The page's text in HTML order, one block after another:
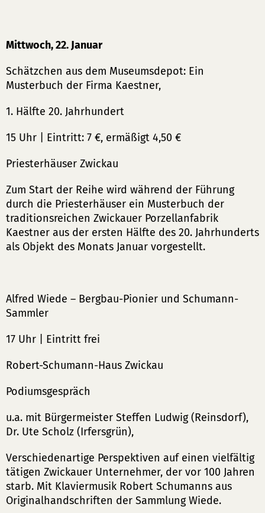
Mittwoch, 22. Januar
Schätzchen aus dem Museumsdepot: Ein
Musterbuch der Firma Kaestner,
1. Hälfte 20. Jahrhundert
15 Uhr | Eintritt: 7 €, ermäßigt 4,50 €
Priesterhäuser Zwickau
Zum Start der Reihe wird während der Führung
durch die Priesterhäuser ein Musterbuch der
traditionsreichen Zwickauer Porzellanfabrik
Kaestner aus der ersten Hälfte des 20. Jahrhunderts
als Objekt des Monats Januar vorgestellt.
Alfred Wiede – Bergbau-Pionier und Schumann-
Sammler
17 Uhr | Eintritt frei
Robert-Schumann-Haus Zwickau
Podiumsgespräch
u.a. mit Bürgermeister Steffen Ludwig (Reinsdorf),
Dr. Ute Scholz (Irfersgrün),
Verschiedenartige Perspektiven auf einen vielfältig
tätigen Zwickauer Unternehmer, der vor 100 Jahren
starb. Mit Klaviermusik Robert Schumanns aus
Originalhandschriften der Sammlung Wiede.